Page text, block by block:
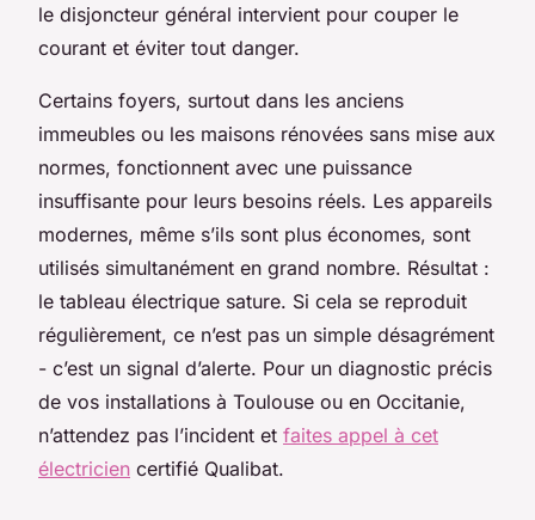
le disjoncteur général intervient pour couper le
courant et éviter tout danger.
Certains foyers, surtout dans les anciens
immeubles ou les maisons rénovées sans mise aux
normes, fonctionnent avec une puissance
insuffisante pour leurs besoins réels. Les appareils
modernes, même s’ils sont plus économes, sont
utilisés simultanément en grand nombre. Résultat :
le tableau électrique sature. Si cela se reproduit
régulièrement, ce n’est pas un simple désagrément
- c’est un signal d’alerte. Pour un diagnostic précis
de vos installations à Toulouse ou en Occitanie,
n’attendez pas l’incident et faites appel à cet
électricien certifié Qualibat.